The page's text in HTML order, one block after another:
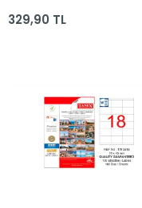
329,90 TL